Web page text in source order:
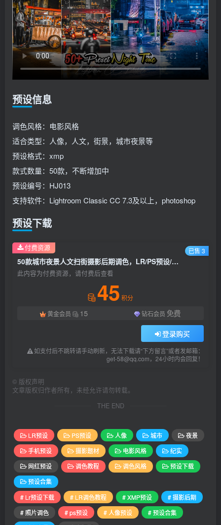
预设信息
调色风格：电影风格
适合类型：人像，人文，街景，城市夜景等
预设格式：xmp
款式数量：50款，不断增加中
预设编号：HJ013
支持软件：Lightroom Classic CC 7.3及以上，photoshop
预设下载
50款城市夜景人文扫街摄影后期调色，LR/PS预设/手机滤镜下载！
此内容为付费资源，请付费后查看
45 积分
黄金会员
15 钻石会员 免费
登录购买
如支付后不跳转请手动刷新，无法下载请“下方留言”或者发邮箱：
get-58@qq.com，24小时内会回复！
付费资源 已售 3
© 版权声明
文章版权归作者所有，未经允许请勿转载。
THE END
LR预设 PS预设 人像 城市
夜景
手机预设
摄影题材 电影风格
纪实
网红预设
调色教程 调色风格
预设下载
预设合集
# Lr预设下载
# LR调色教程 # XMP预设
# 摄影后期
# 照片调色
# ps预设 # 人像预设
# 预设合集